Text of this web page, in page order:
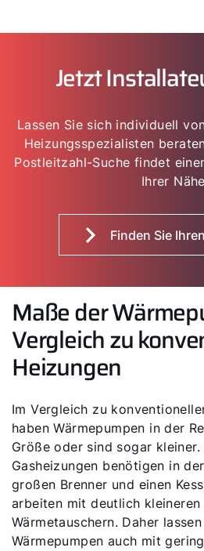
Jetzt
Lassen Sie sich individuell
Heizungsspezialisten
Postleitzahl-Suche findet
Ihrer
Finden Sie
Maße der
Vergleich zu
Heizungen
Im Vergleich zu
haben Wärmepumpen in der
Größe oder sind sogar
Gasheizungen benötigen in
großen Brenner und einen
arbeiten mit deutlich kleineren
Wärmetauschern. Daher
Wärmepumpen auch mit